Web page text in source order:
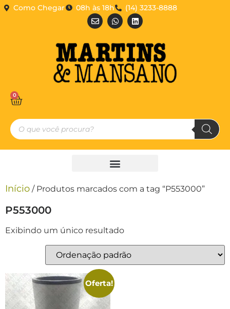
Como Chegar 08h às 18h (14) 3233-8888
0
Início / Produtos marcados com a tag “P553000”
P553000
Exibindo um único resultado
Oferta!